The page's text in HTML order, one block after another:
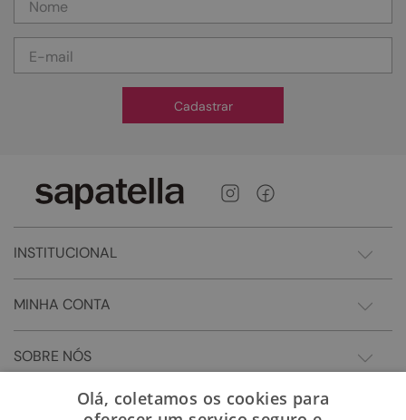
Cadastrar
INSTITUCIONAL
MINHA CONTA
SOBRE NÓS
Olá, coletamos os cookies para